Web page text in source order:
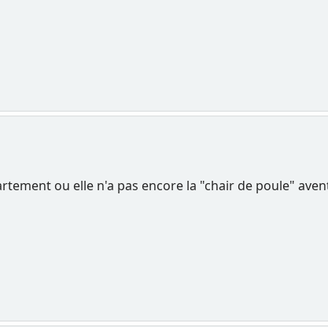
ou elle n'a pas encore la "chair de poule"